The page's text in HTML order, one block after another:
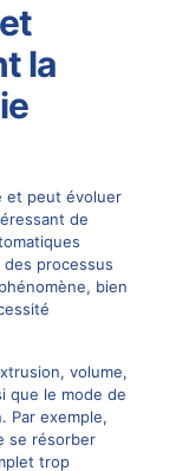
la
et peut évoluer
de
processus
bien
volume,
que le mode de
Par exemple,
se résorber
trop